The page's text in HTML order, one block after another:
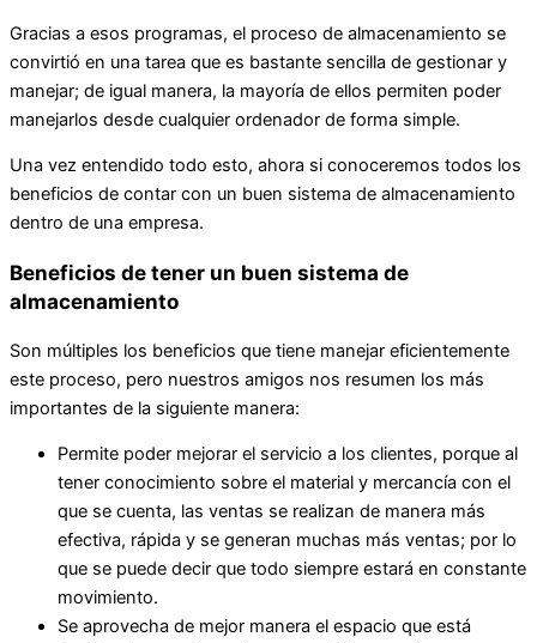
Gracias a esos programas, el proceso de almacenamiento se
convirtió en una tarea que es bastante sencilla de gestionar y
manejar; de igual manera, la mayoría de ellos permiten poder
manejarlos desde cualquier ordenador de forma simple.
Una vez entendido todo esto, ahora si conoceremos todos los
beneficios de contar con un buen sistema de almacenamiento
dentro de una empresa.
Beneficios de tener un buen sistema de
almacenamiento
Son múltiples los beneficios que tiene manejar eficientemente
este proceso, pero nuestros amigos nos resumen los más
importantes de la siguiente manera:
Permite poder mejorar el servicio a los clientes, porque al
tener conocimiento sobre el material y mercancía con el
que se cuenta, las ventas se realizan de manera más
efectiva, rápida y se generan muchas más ventas; por lo
que se puede decir que todo siempre estará en constante
movimiento.
Se aprovecha de mejor manera el espacio que está